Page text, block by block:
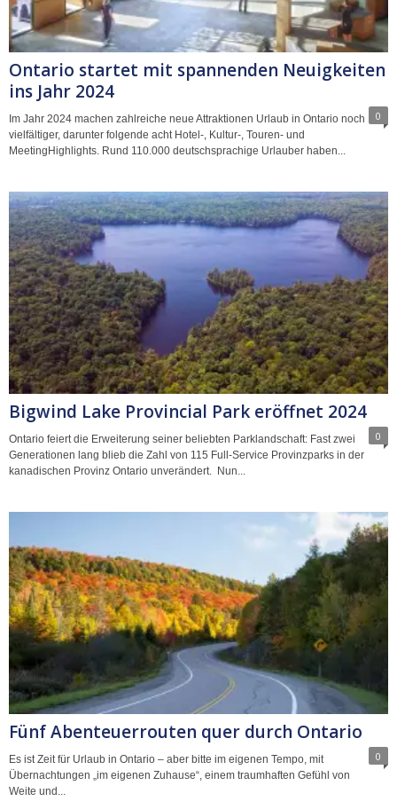
Ontario startet mit spannenden Neuigkeiten
ins Jahr 2024
0
Im Jahr 2024 machen zahlreiche neue Attraktionen Urlaub in Ontario noch
vielfältiger, darunter folgende acht Hotel-, Kultur-, Touren- und
MeetingHighlights. Rund 110.000 deutschsprachige Urlauber haben...
Bigwind Lake Provincial Park eröffnet 2024
0
Ontario feiert die Erweiterung seiner beliebten Parklandschaft: Fast zwei
Generationen lang blieb die Zahl von 115 Full-Service Provinzparks in der
kanadischen Provinz Ontario unverändert. Nun...
Fünf Abenteuerrouten quer durch Ontario
0
Es ist Zeit für Urlaub in Ontario – aber bitte im eigenen Tempo, mit
Übernachtungen „im eigenen Zuhause“, einem traumhaften Gefühl von
Weite und...